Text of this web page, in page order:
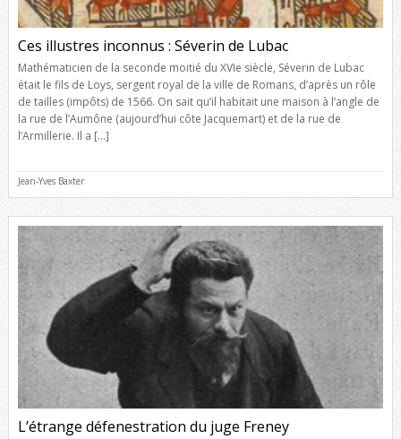
Ces illustres inconnus : Séverin de Lubac
Mathématicien de la seconde moitié du XVIe siècle, Séverin de Lubac
était le fils de Loys, sergent royal de la ville de Romans, d’après un rôle
de tailles (impôts) de 1566. On sait qu’il habitait une maison à l’angle de
la rue de l’Aumône (aujourd’hui côte Jacquemart) et de la rue de
l’Armillerie. Il a […]
Jean-Yves Baxter
L’étrange défenestration du juge Freney